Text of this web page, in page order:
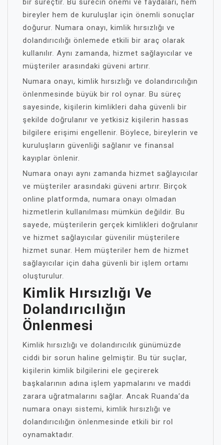
bir süreçtir. Bu sürecin önemi ve faydaları, hem
bireyler hem de kuruluşlar için önemli sonuçlar
doğurur. Numara onayı, kimlik hırsızlığı ve
dolandırıcılığı önlemede etkili bir araç olarak
kullanılır. Aynı zamanda, hizmet sağlayıcılar ve
müşteriler arasındaki güveni artırır.
Numara onayı, kimlik hırsızlığı ve dolandırıcılığın
önlenmesinde büyük bir rol oynar. Bu süreç
sayesinde, kişilerin kimlikleri daha güvenli bir
şekilde doğrulanır ve yetkisiz kişilerin hassas
bilgilere erişimi engellenir. Böylece, bireylerin ve
kuruluşların güvenliği sağlanır ve finansal
kayıplar önlenir.
Numara onayı aynı zamanda hizmet sağlayıcılar
ve müşteriler arasındaki güveni artırır. Birçok
online platformda, numara onayı olmadan
hizmetlerin kullanılması mümkün değildir. Bu
sayede, müşterilerin gerçek kimlikleri doğrulanır
ve hizmet sağlayıcılar güvenilir müşterilere
hizmet sunar. Hem müşteriler hem de hizmet
sağlayıcılar için daha güvenli bir işlem ortamı
oluşturulur.
Kimlik Hırsızlığı Ve
Dolandırıcılığın
Önlenmesi
Kimlik hırsızlığı ve dolandırıcılık günümüzde
ciddi bir sorun haline gelmiştir. Bu tür suçlar,
kişilerin kimlik bilgilerini ele geçirerek
başkalarının adına işlem yapmalarını ve maddi
zarara uğratmalarını sağlar. Ancak Ruanda’da
numara onayı sistemi, kimlik hırsızlığı ve
dolandırıcılığın önlenmesinde etkili bir rol
oynamaktadır.